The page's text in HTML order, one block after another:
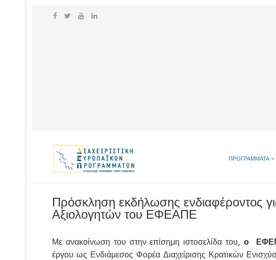
ΠΡΟΓΡΑΜΜΑΤΑ
Πρόσκληση εκδήλωσης ενδιαφέροντος
Αξιολογητών του ΕΦΕΑΠΕ
Με ανακοίνωση του στην επίσημη ιστοσελίδα του, ο
έργου ως Ενδιάμεσος Φορέα Διαχείρισης Κρατικών